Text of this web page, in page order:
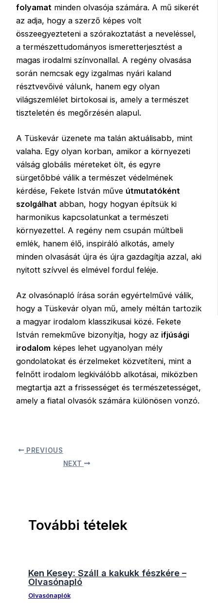
folyamat minden olvasója számára. A mű sikerét
az adja, hogy a szerző képes volt
összeegyezteteni a szórakoztatást a neveléssel,
a természettudományos ismeretterjesztést a
magas irodalmi színvonallal. A regény olvasása
során nemcsak egy izgalmas nyári kaland
résztvevőivé válunk, hanem egy olyan
világszemlélet birtokosai is, amely a természet
tiszteletén és megőrzésén alapul.
A Tüskevár üzenete ma talán aktuálisabb, mint
valaha. Egy olyan korban, amikor a környezeti
válság globális méreteket ölt, és egyre
sürgetőbbé válik a természet védelmének
kérdése, Fekete István műve útmutatóként
szolgálhat abban, hogy hogyan építsük ki
harmonikus kapcsolatunkat a természeti
környezettel. A regény nem csupán múltbeli
emlék, hanem élő, inspiráló alkotás, amely
minden olvasását újra és újra gazdagítja azzal, aki
nyitott szívvel és elmével fordul feléje.
Az olvasónapló írása során egyértelművé válik,
hogy a Tüskevár olyan mű, amely méltán tartozik
a magyar irodalom klasszikusai közé. Fekete
István remekműve bizonyítja, hogy az ifjúsági
irodalom képes lehet ugyanolyan mély
gondolatokat és érzelmeket közvetíteni, mint a
felnőtt irodalom legkiválóbb alkotásai, miközben
megtartja azt a frissességet és természetességet,
amely a fiatal olvasók számára különösen vonzó.
PREVIOUS
NEXT
További tételek
Ken Kesey: Száll a kakukk fészkére –
Olvasónapló
Olvasónaplók